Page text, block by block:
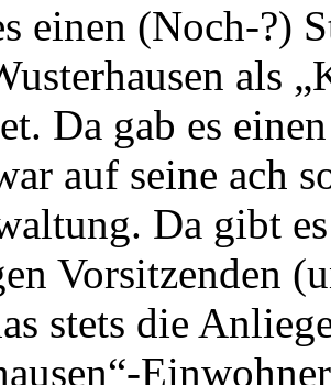
einen (Noch-?)
als
Da gab es
auf seine ach
Da gibt
Vorsitzenden
stets die